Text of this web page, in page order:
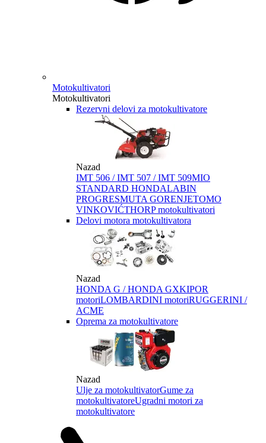
Motokultivatori
Motokultivatori
Rezervni delovi za motokultivatore
Nazad
IMT 506 / IMT 507 / IMT 509MIO
STANDARD HONDALABIN
PROGRESMUTA GORENJETOMO
VINKOVIĆTHORP motokultivatori
Delovi motora motokultivatora
Nazad
HONDA G / HONDA GXKIPOR
motoriLOMBARDINI motoriRUGGERINI /
ACME
Oprema za motokultivatore
Nazad
Ulje za motokultivatorGume za
motokultivatoreUgradni motori za
motokultivatore